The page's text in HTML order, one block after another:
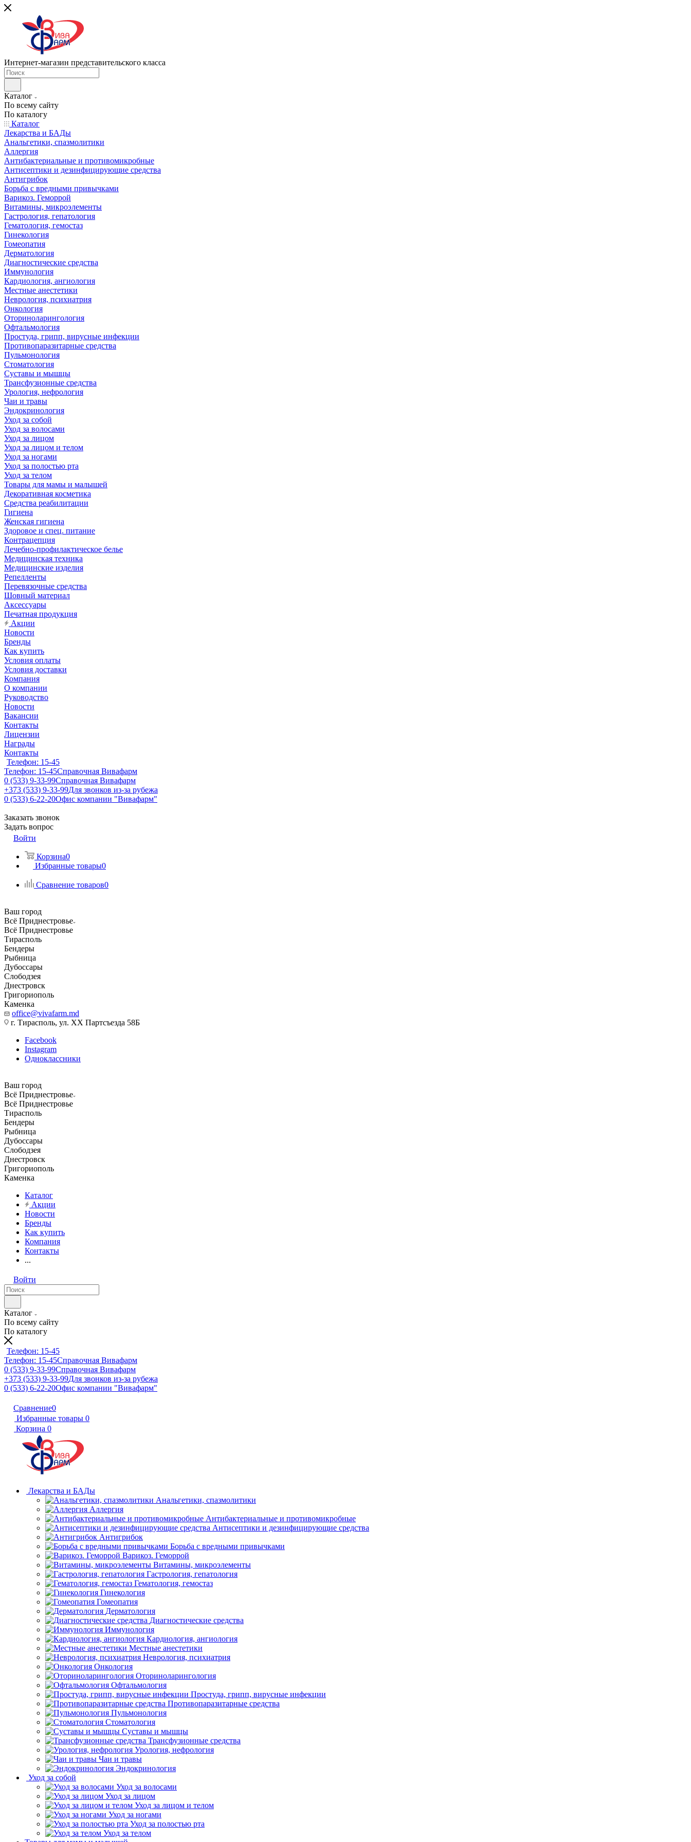
Интернет-магазин представительского класса
Каталог
По всему сайту
По каталогу
Каталог
Лекарства и БАДы
Анальгетики, спазмолитики
Аллергия
Антибактериальные и противомикробные
Антисептики и дезинфицирующие средства
Антигрибок
Борьба с вредными привычками
Варикоз. Геморрой
Витамины, микроэлементы
Гастрология, гепатология
Гематология, гемостаз
Гинекология
Гомеопатия
Дерматология
Диагностические средства
Иммунология
Кардиология, ангиология
Местные анестетики
Неврология, психиатрия
Онкология
Оториноларингология
Офтальмология
Простуда, грипп, вирусные инфекции
Противопаразитарные средства
Пульмонология
Стоматология
Суставы и мышцы
Трансфузионные средства
Урология, нефрология
Чаи и травы
Эндокринология
Уход за собой
Уход за волосами
Уход за лицом
Уход за лицом и телом
Уход за ногами
Уход за полостью рта
Уход за телом
Товары для мамы и малышей
Декоративная косметика
Средства реабилитации
Гигиена
Женская гигиена
Здоровое и спец. питание
Контрацепция
Лечебно-профилактическое белье
Медицинская техника
Медицинские изделия
Репелленты
Перевязочные средства
Шовный материал
Аксессуары
Печатная продукция
Акции
Новости
Бренды
Как купить
Условия оплаты
Условия доставки
Компания
О компании
Руководство
Новости
Вакансии
Контакты
Лицензии
Награды
Контакты
Телефон: 15-45
Телефон: 15-45Справочная Вивафарм
0 (533) 9-33-99Справочная Вивафарм
+373 (533) 9-33-99Для звонков из-за рубежа
0 (533) 6-22-20Офис компании "Вивафарм"
Заказать звонок
Задать вопрос
Войти
Корзина0
Избранные товары0
Сравнение товаров0
Ваш город
Всё Приднестровье
Всё Приднестровье
Тирасполь
Бендеры
Рыбница
Дубоссары
Слободзея
Днестровск
Григориополь
Каменка
office@vivafarm.md
г. Тирасполь, ул. ХХ Партсъезда 58Б
Facebook
Instagram
Одноклассники
Ваш город
Всё Приднестровье
Всё Приднестровье
Тирасполь
Бендеры
Рыбница
Дубоссары
Слободзея
Днестровск
Григориополь
Каменка
Каталог
Акции
Новости
Бренды
Как купить
Компания
Контакты
...
Войти
Каталог
По всему сайту
По каталогу
Телефон: 15-45
Телефон: 15-45Справочная Вивафарм
0 (533) 9-33-99Справочная Вивафарм
+373 (533) 9-33-99Для звонков из-за рубежа
0 (533) 6-22-20Офис компании "Вивафарм"
Сравнение0
Избранные товары 0
Корзина 0
Лекарства и БАДы
Анальгетики, спазмолитики
Аллергия
Антибактериальные и противомикробные
Антисептики и дезинфицирующие средства
Антигрибок
Борьба с вредными привычками
Варикоз. Геморрой
Витамины, микроэлементы
Гастрология, гепатология
Гематология, гемостаз
Гинекология
Гомеопатия
Дерматология
Диагностические средства
Иммунология
Кардиология, ангиология
Местные анестетики
Неврология, психиатрия
Онкология
Оториноларингология
Офтальмология
Простуда, грипп, вирусные инфекции
Противопаразитарные средства
Пульмонология
Стоматология
Суставы и мышцы
Трансфузионные средства
Урология, нефрология
Чаи и травы
Эндокринология
Уход за собой
Уход за волосами
Уход за лицом
Уход за лицом и телом
Уход за ногами
Уход за полостью рта
Уход за телом